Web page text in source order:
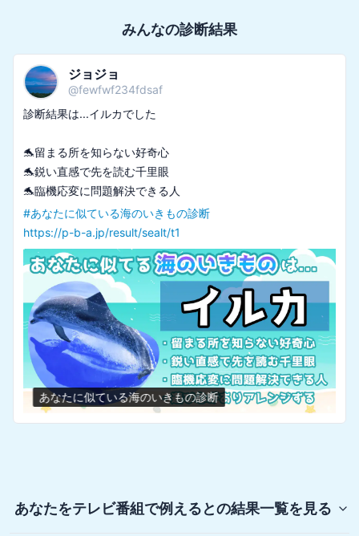
みんなの診断結果
ジョジョ
@fewfwf234fdsaf
診断結果は...イルカでした
🐬留まる所を知らない好奇心
🐬鋭い直感で先を読む千里眼
#あなたに似ている海のいきもの診断
https://p-b-a.jp/result/sealt/t1
あなたに似ている海のいきもの診断
あなたをテレビ番組で例えるとの結果一覧を見る